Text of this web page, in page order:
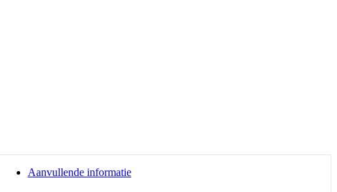
Aanvullende informatie